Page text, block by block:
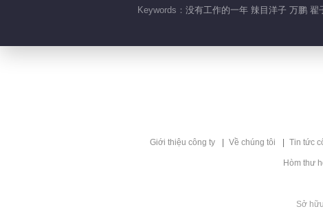
Keywords： 没有工作的一年 辣目洋子 万鹏
Giới thiệu công ty Về chúng tôi Tin tức
Hòm thư
Sở